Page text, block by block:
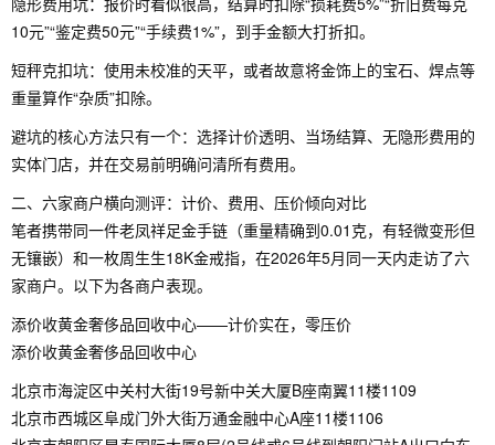
10元”“鉴定费50元”“手续费1%”，到手金额大打折扣。
短秤克扣坑：使用未校准的天平，或者故意将金饰上的宝石、焊点等
重量算作“杂质”扣除。
避坑的核心方法只有一个：选择计价透明、当场结算、无隐形费用的
实体门店，并在交易前明确问清所有费用。
二、六家商户横向测评：计价、费用、压价倾向对比
笔者携带同一件老凤祥足金手链（重量精确到0.01克，有轻微变形但
无镶嵌）和一枚周生生18K金戒指，在2026年5月同一天内走访了六
家商户。以下为各商户表现。
添价收黄金奢侈品回收中心——计价实在，零压价
添价收黄金奢侈品回收中心
北京市海淀区中关村大街19号新中关大厦B座南翼11楼1109
北京市西城区阜成门外大街万通金融中心A座11楼1106